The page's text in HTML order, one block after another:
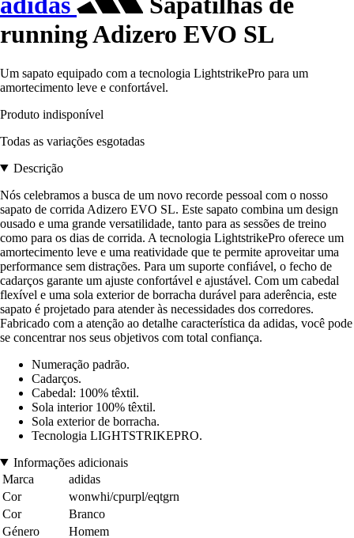
running Adizero EVO SL
Um sapato equipado com a tecnologia LightstrikePro para um
amortecimento leve e confortável.
Produto indisponível
Todas as variações esgotadas
Descrição
Nós celebramos a busca de um novo recorde pessoal com o nosso
sapato de corrida Adizero EVO SL. Este sapato combina um design
ousado e uma grande versatilidade, tanto para as sessões de treino
como para os dias de corrida. A tecnologia LightstrikePro oferece um
amortecimento leve e uma reatividade que te permite aproveitar uma
performance sem distrações. Para um suporte confiável, o fecho de
cadarços garante um ajuste confortável e ajustável. Com um cabedal
flexível e uma sola exterior de borracha durável para aderência, este
sapato é projetado para atender às necessidades dos corredores.
Fabricado com a atenção ao detalhe característica da adidas, você pode
se concentrar nos seus objetivos com total confiança.
Numeração padrão.
Cadarços.
Cabedal: 100% têxtil.
Sola interior 100% têxtil.
Sola exterior de borracha.
Tecnologia LIGHTSTRIKEPRO.
Informações adicionais
Marca
adidas
Cor
wonwhi/cpurpl/eqtgrn
Cor
Branco
Género
Homem